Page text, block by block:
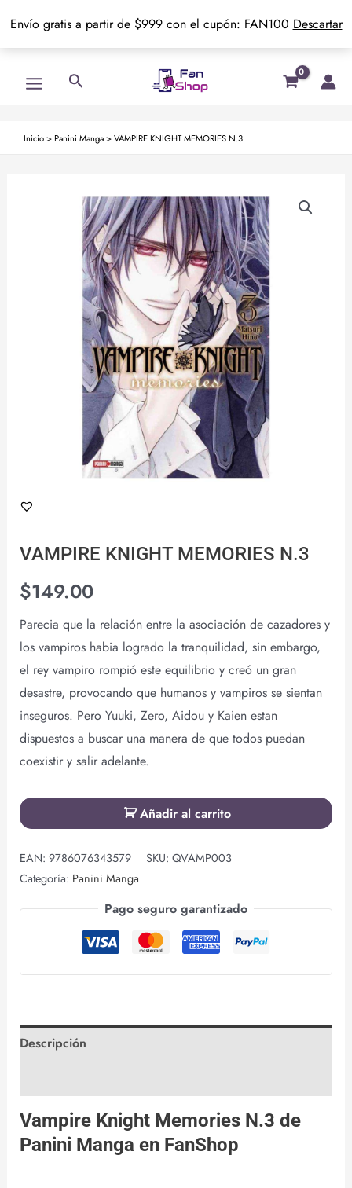
Envío gratis a partir de $999 con el cupón: FAN100 Descartar
Menu
Buscar
Inicio> Panini Manga>VAMPIRE KNIGHT MEMORIES N.3
VAMPIRE KNIGHT MEMORIES N.3
$149.00
Parecia que la relación entre la asociación de cazadores y
los vampiros habia logrado la tranquilidad, sin embargo,
el rey vampiro rompió este equilibrio y creó un gran
desastre, provocando que humanos y vampiros se sientan
inseguros. Pero Yuuki, Zero, Aidou y Kaien estan
dispuestos a buscar una manera de que todos puedan
coexistir y salir adelante.
Añadir al carrito
EAN: 9786076343579 SKU: QVAMP003
Categoría: Panini Manga
Pago seguro garantizado
Descripción
Vampire Knight Memories N.3 de
Panini Manga en FanShop